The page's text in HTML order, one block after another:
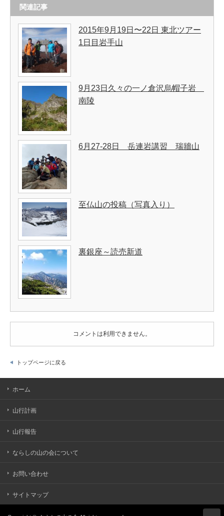
関連記事
2015年9月19日〜22日 東北ツアー
1日目岩手山
9月23日久々の一ノ倉沢烏帽子岩
南陵
6月27-28日 岳連岩講習 瑞牆山
至仏山の投稿（写真入り）
裏銀座～読売新道
コメントは利用できません。
トップページに戻る
ホーム
山行計画
山行報告
ならしの山の会について
お問い合わせ
サイトマップ